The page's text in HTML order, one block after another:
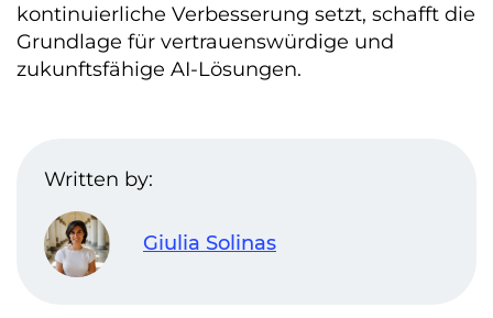
kontinuierliche Verbesserung setzt, schafft die
Grundlage für vertrauenswürdige und
zukunftsfähige AI-Lösungen.
Written by:
Giulia Solinas